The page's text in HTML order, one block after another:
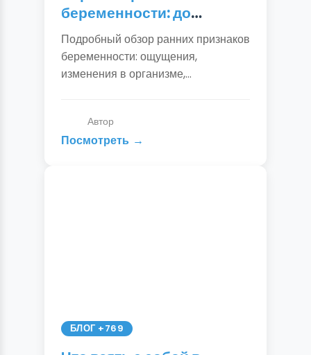
беременности: до
задержки и после.
Симптомы и точная
диагностика
Подробный обзор ранних признаков
беременности: ощущения,
изменения в организме,
когда делать тест и идти к врачу.
Автор
Посмотреть
БЛОГ +769